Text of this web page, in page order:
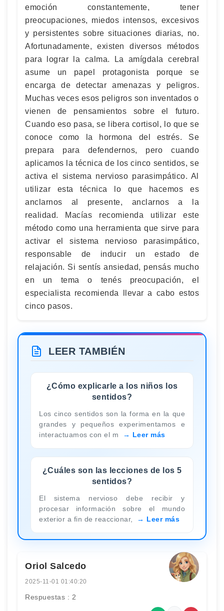
emoción constantemente, tener
preocupaciones, miedos intensos, excesivos
y persistentes sobre situaciones diarias, no.
Afortunadamente, existen diversos métodos
para lograr la calma. La amígdala cerebral
asume un papel protagonista porque se
encarga de detectar amenazas y peligros.
Muchas veces esos peligros son inventados o
vienen de pensamientos sobre el futuro.
Cuando eso pasa, se libera cortisol, lo que se
conoce como la hormona del estrés. Se
prepara para defendernos, pero cuando
aplicamos la técnica de los cinco sentidos, se
activa el sistema nervioso parasimpático. Al
utilizar esta técnica lo que hacemos es
anclarnos al presente, anclarnos a la
realidad. Macías recomienda utilizar este
método como una herramienta que sirve para
activar el sistema nervioso parasimpático,
responsable de inducir un estado de
relajación. Si sentís ansiedad, pensás mucho
en un tema o tenés preocupación, el
especialista recomienda llevar a cabo estos
cinco pasos.
LEER TAMBIÉN
¿Cómo explicarle a los niños los
sentidos?
Los cinco sentidos son la forma en la que
grandes y pequeños experimentamos e
interactuamos con el m
Leer más
¿Cuáles son las lecciones de los 5
sentidos?
El sistema nervioso debe recibir y
procesar información sobre el mundo
exterior a fin de reaccionar,
Leer más
Oriol Salcedo
2025-11-01 01:40:20
Respuestas : 2